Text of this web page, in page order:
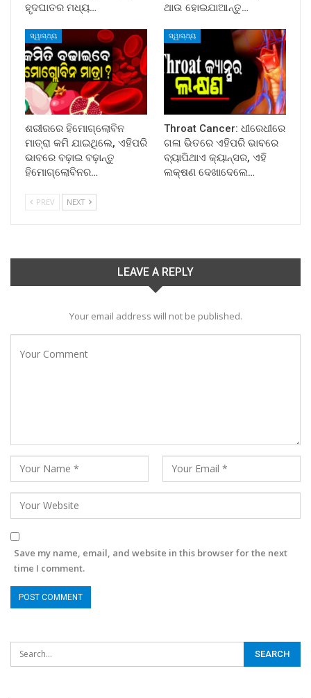
ହୃଦଘାତର ମଧ୍ୟ…
ଥାଉ ହୋଇଯାଆନ୍ତୁ…
ସ୍ୱାସ୍ଥ୍ୟ
ଶରୀରରେ ହିମୋଗ୍ଲୋବିନ
ମାତ୍ରା କମି ଯାଇଥିଲେ, ଏହିପରି
ଭାବରେ ବଢ଼ାଇ ବଢ଼ାନ୍ତୁ
ହିମୋଗ୍ଲୋବିନର…
ସ୍ୱାସ୍ଥ୍ୟ
Throat Cancer: ଧୀରେଧୀରେ
ଗଳା ଭିତରେ ଏହିପରି ଭାବରେ
ବ୍ୟାପିଥାଏ କ୍ୟାନ୍ସର, ଏହି
ଲକ୍ଷଣ ଦେଖାଦେଲେ…
PREV NEXT
LEAVE A REPLY
Your email address will not be published.
Save my name, email, and website in this browser for the next
time I comment.